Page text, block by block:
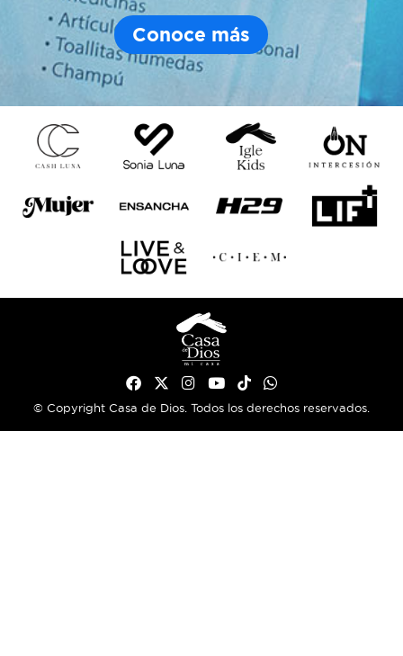
Conoce más
© Copyright Casa de Dios. Todos los derechos reservados.